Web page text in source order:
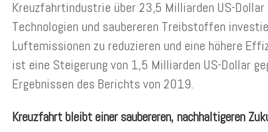
Kreuzfahrtindustrie über 23,5 Milliarden US-
Technologien und saubereren Treibstoffen
Luftemissionen zu reduzieren und eine höhere
ist eine Steigerung von 1,5 Milliarden US-Dollar
Ergebnissen des Berichts von 2019.
Kreuzfahrt bleibt einer saubereren, nachhaltigeren